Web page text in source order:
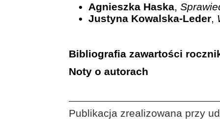
Agnieszka Haska,
Justyna Kowalska-Leder,
Bibliografia zawartości
Noty o autorach
Publikacja zrealizowana przy